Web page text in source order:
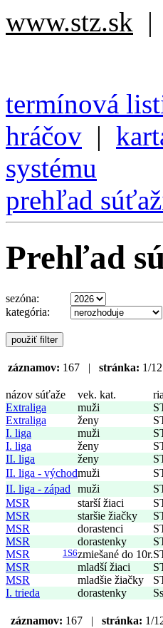
www.stz.sk |
termínová
hráčov |
systému
prehľad
Prehľad
sezóna:
kategória:
záznamov: 167 | stránka: 1/
názov súťaže vek. kat.
Extraliga
muži
Extraliga
ženy
I. liga
muži
I. liga
ženy
II. liga
ženy
II. liga - východmuži
II. liga - západ
muži
MSR
starší žiaci
MSR
staršie žiačky
MSR
dorastenci
MSR
dorastenky
1S6
MSR zmiešané do 10r.
MSR
mladší žiaci
MSR
mladšie žiačky
I. trieda
dorastenky
záznamov: 167 | stránka: 1/